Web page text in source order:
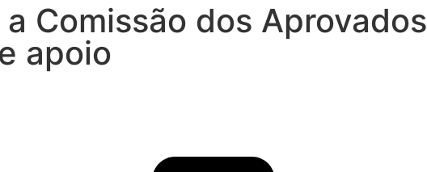
Comissão dos Aprovados
apoio